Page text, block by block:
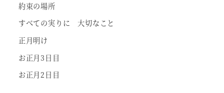
約束の場所
すべての実りに 大切なこと
正月明け
お正月3日目
お正月2日目